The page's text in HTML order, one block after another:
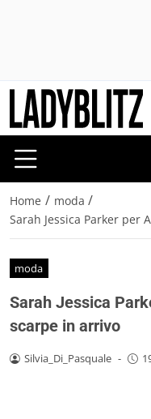
Home / moda /
Sarah Jessica Parker per
moda
Sarah Jessica
scarpe in arrivo
Silvia_Di_Pasquale -